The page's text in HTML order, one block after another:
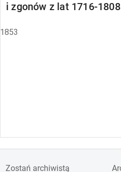
i zgonów z lat 1716-1808
1853
Zostań archiwistą